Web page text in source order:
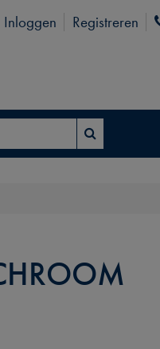
Inloggen Registreren